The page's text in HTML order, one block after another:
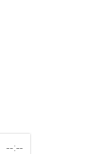
--:--